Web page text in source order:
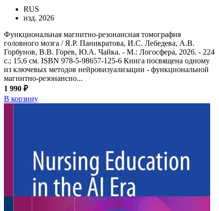
RUS
изд. 2026
Функциональная магнитно-резонансная томография
головного мозга / Я.Р. Паникратова, И.С. Лебедева, А.В.
Горбунов, В.В. Горев, Ю.А. Чайка. - М.: Логосфера, 2026. - 224
с.; 15,6 см. ISBN 978-5-98657-125-6 Книга посвящена одному
из ключевых методов нейровизуализации - функциональной
магнитно-резонансно...
1 990 ₽
В корзину